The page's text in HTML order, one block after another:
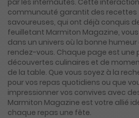
communauté garantit des recettes
savoureuses, qui ont déjà conquis
feuilletant Marmiton Magazine,
dans un univers où la bonne
rendez-vous. Chaque page est une
découvertes culinaires et de
de la table. Que vous soyez à la
pour vos repas quotidiens ou que
impressionner vos convives avec
Marmiton Magazine est votre allié
chaque repas une fête.